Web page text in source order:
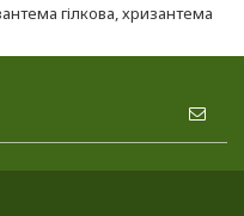
гілкова,хризантема